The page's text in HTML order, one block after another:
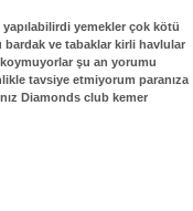
yemekler çok kötü
bardak ve tabaklar kirli havlular
şu an yorumu
tavsiye etmiyorum paranıza
Diamonds club kemer